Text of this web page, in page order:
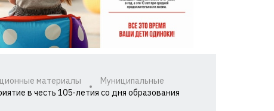
материалы
Муниципальные
в честь 105-летия со дня образования